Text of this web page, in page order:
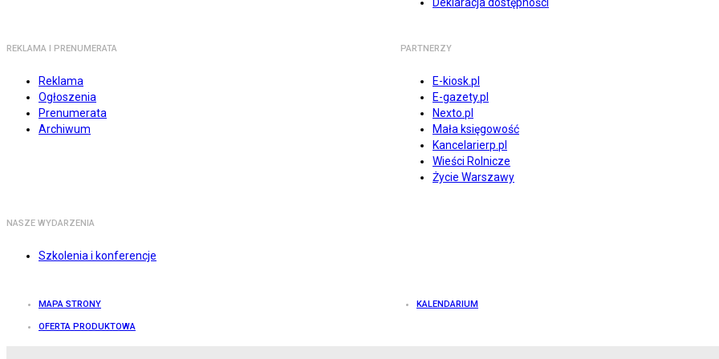
REKLAMA I PRENUMERATA
Reklama
Ogłoszenia
Prenumerata
Archiwum
PARTNERZY
E-kiosk.pl
E-gazety.pl
Nexto.pl
Mała księgowość
Kancelarierp.pl
Wieści Rolnicze
Życie Warszawy
NASZE WYDARZENIA
Szkolenia i konferencje
MAPA STRONY KALENDARIUM
OFERTA PRODUKTOWA